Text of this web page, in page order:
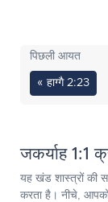
पिछली आयत
« हाग्गै 2:23
जकर्याह 1:1
यह खंड शास्त्रों की
करता है। नीचे,